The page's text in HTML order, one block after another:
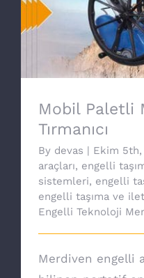
Mobil Paletli
Mobil Paletli
Tırmanıcı
By devas | Ekim 5th,
araçları, engelli
sistemleri, engelli
engelli taşıma ve
Engelli Teknoloji
Merdiven engelli